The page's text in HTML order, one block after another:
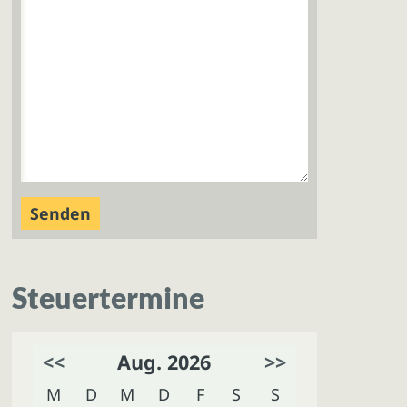
Steuertermine
<< Aug. 2026 >>
M D M D F S
S